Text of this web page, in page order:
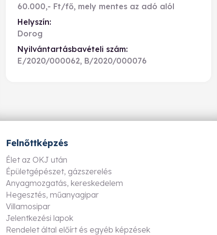
60.000,- Ft/fő, mely mentes az adó alól
Helyszín:
Dorog
Nyilvántartásbavételi szám:
E/2020/000062, B/2020/000076
Felnőttképzés
Élet az OKJ után
Épületgépészet, gázszerelés
Anyagmozgatás, kereskedelem
Hegesztés, műanyagipar
Villamosipar
Jelentkezési lapok
Rendelet által előírt és egyéb képzések